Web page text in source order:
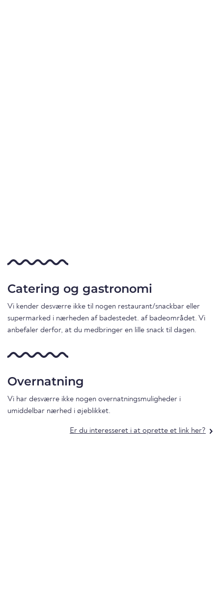
Catering og gastronomi
Vi kender desværre ikke til nogen restaurant/snackbar eller
supermarked i nærheden af badestedet. af badeområdet. Vi
anbefaler derfor, at du medbringer en lille snack til dagen.
Overnatning
Vi har desværre ikke nogen overnatningsmuligheder i
umiddelbar nærhed i øjeblikket.
Er du interesseret i at oprette et link her?